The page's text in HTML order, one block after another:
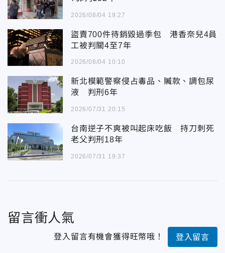
2026/08/04 19:27
盜賣700件待銷毀過季包 港香奈兒4員
工被判關4至7年
2026/08/04 10:10
新北模範警察侵占毒品、贓款、調包尿
液 判刑6年
2026/07/31 20:15
台南逆子不爽被叫起床吃飯 持刀刺死
老父判刑18年
2026/07/31 19:37
留言衝人氣
登入留言有機會獲得旺幣哦！ 登入留言